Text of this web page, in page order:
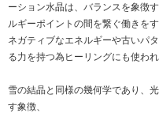
ーション水晶は、バランスを象徴
ルギーポイントの間を繋ぐ働きをす
ネガティブなエネルギーや古いパ
る力を持つ為ヒーリングにも使われ
雪の結晶と同様の幾何学であり、
す象徴、